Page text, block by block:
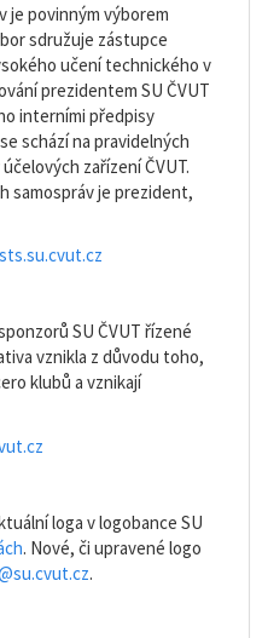
je povinným výborem
sdružuje zástupce
učení technického v
prezidentem SU ČVUT
interními předpisy
schází na pravidelných
zařízení ČVUT.
samospráv je prezident,
SU ČVUT řízené
vznikla z důvodu toho,
klubů a vznikají
loga v logobance SU
. Nové, či upravené logo
.